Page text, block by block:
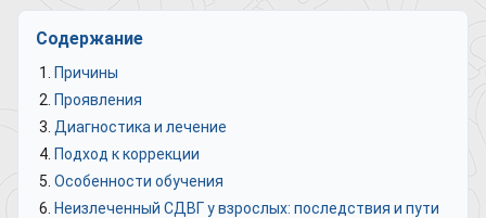
Содержание
Причины
Проявления
Диагностика и лечение
Подход к коррекции
Особенности обучения
Неизлеченный СДВГ у взрослых: последствия и пути